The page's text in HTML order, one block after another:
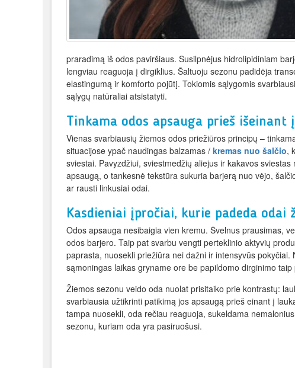
praradimą iš odos paviršiaus. Susilpnėjus hidrolipidiniam
lengviau reaguoja į dirgiklius. Šaltuoju sezonu padidėja
elastingumą ir komforto pojūtį. Tokiomis sąlygomis
sąlygų natūraliai atsistatyti.
Tinkama odos apsauga prieš išeinant
Vienas svarbiausių žiemos odos priežiūros principų –
situacijose ypač naudingas balzamas / kremas nuo šalčio,
sviestai. Pavyzdžiui, sviestmedžių aliejus ir kakavos
apsaugą, o tankesnė tekstūra sukuria barjerą nuo vėjo,
ar rausti linkusiai odai.
Kasdieniai įpročiai, kurie padeda odai
Odos apsauga nesibaigia vien kremu. Švelnus prausimas,
odos barjero. Taip pat svarbu vengti perteklinio aktyvių
paprasta, nuosekli priežiūra nei dažni ir intensyvūs
sąmoningas laikas gryname ore be papildomo dirginimo
Žiemos sezonu veido oda nuolat prisitaiko prie kontrastų:
svarbiausia užtikrinti patikimą jos apsaugą prieš einant į
tampa nuosekli, oda rečiau reaguoja, sukeldama
sezonu, kuriam oda yra pasiruošusi.